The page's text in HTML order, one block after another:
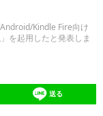
Kindle Fire向け
を起用したと発表しま
送る